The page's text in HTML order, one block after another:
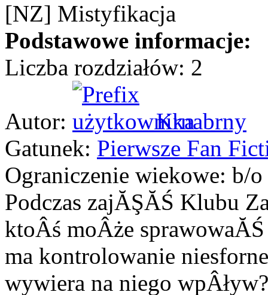
[NZ] Mistyfikacja
Podstawowe informacje:
Liczba rozdziałów: 2
Autor:
Krnabrny
Gatunek: Pierwsze Fan
Ograniczenie wiekowe: b/o
Podczas zajĂŞĂŚ Klubu
ktoÂś moÂże
ma kontrolowanie
wywiera na niego wpÂływ?